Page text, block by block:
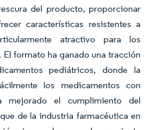
del producto, proporcionar
características resistentes a
atractivo para los
formato ha ganado una tracción
pediátricos, donde la
los medicamentos con
mejorado el cumplimiento del
de la industria farmacéutica en